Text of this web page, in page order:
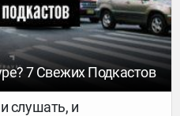
Собрали интересные
чтобы тебе было
7 Свежих Подкастов
слушать, и